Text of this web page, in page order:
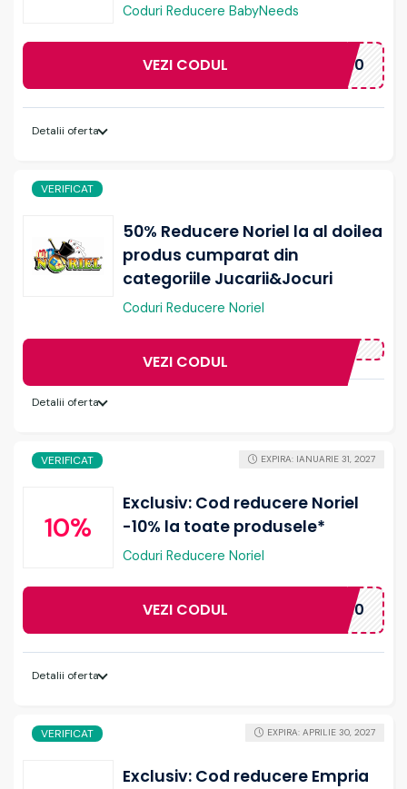
Coduri Reducere BabyNeeds
VEZI CODUL WELCOME10
Detalii oferta
VERIFICAT
50% Reducere Noriel la al doilea
produs cumparat din
categoriile Jucarii&Jocuri
Coduri Reducere Noriel
VEZI CODUL
Detalii oferta
VERIFICAT
10%
Exclusiv: Cod reducere Noriel
-10% la toate produsele*
Coduri Reducere Noriel
EXPIRA: IANUARIE 31, 2027
VEZI CODUL UBOGDAN10
Detalii oferta
VERIFICAT
Exclusiv: Cod reducere Empria
EXPIRA: APRILIE 30, 2027